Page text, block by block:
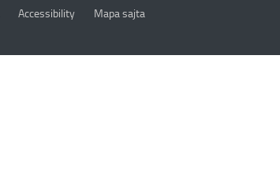
Accessibility
Mapa sajta